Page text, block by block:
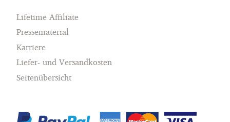
Lifetime Affiliate
Pressematerial
Karriere
Liefer- und Versandkosten
Seitenübersicht